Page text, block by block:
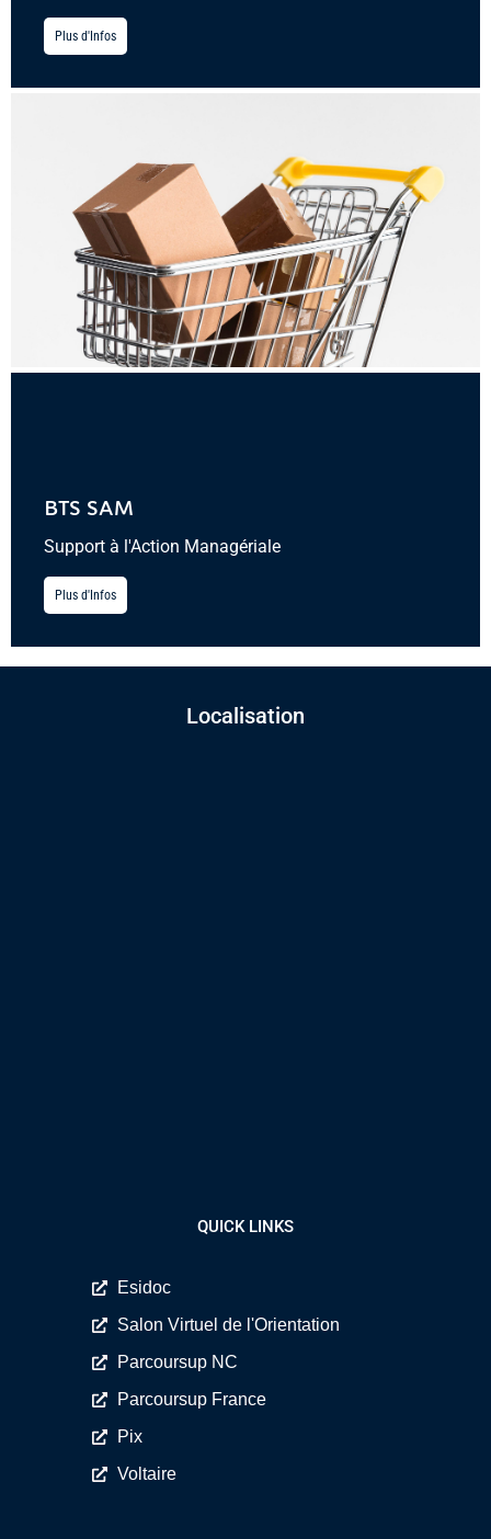
Plus d'Infos
BTS SAM
Support à l'Action Managériale
Plus d'Infos
Localisation
QUICK LINKS
Esidoc
Salon Virtuel de l'Orientation
Parcoursup NC
Parcoursup France
Pix
Voltaire